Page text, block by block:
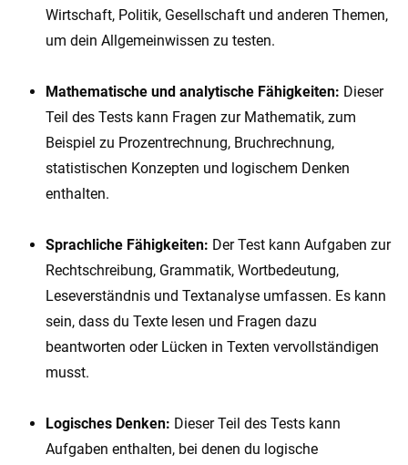
Wirtschaft, Politik, Gesellschaft und anderen Themen,
um dein Allgemeinwissen zu testen.
Mathematische und analytische Fähigkeiten: Dieser
Teil des Tests kann Fragen zur Mathematik, zum
Beispiel zu Prozentrechnung, Bruchrechnung,
statistischen Konzepten und logischem Denken
enthalten.
Sprachliche Fähigkeiten: Der Test kann Aufgaben zur
Rechtschreibung, Grammatik, Wortbedeutung,
Leseverständnis und Textanalyse umfassen. Es kann
sein, dass du Texte lesen und Fragen dazu
beantworten oder Lücken in Texten vervollständigen
musst.
Logisches Denken: Dieser Teil des Tests kann
Aufgaben enthalten, bei denen du logische